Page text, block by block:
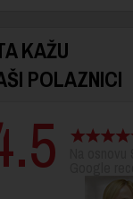
KAŽU
POLAZNICI